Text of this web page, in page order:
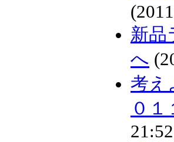
新品
へ
考え
０